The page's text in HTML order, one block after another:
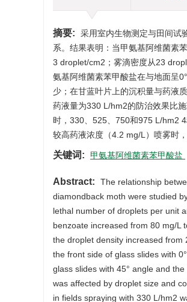
摘要:
采用室内生物测定与田间试
系。结果表明：当甲氨基阿维菌素
3 droplet/cm2；雾滴密度从23
氨基阿维菌素苯甲酸盐在与地面呈
少；在甘蓝叶片上的沉积量与药液
药液量为330 L/hm2的防治效果比
时，330、525、750和975 L/hm2
较高药液浓度（4.2 mg/L）喷雾时
关键词: 甲氨基阿维菌素苯甲酸盐
Abstract:
The relationship
diamondback moth were studied
lethal number of droplets per unit
benzoate increased from 80 mg/L
the droplet density increased
the front side of glass slides with
glass slides with 45° angle and
was affected by droplet size and
in fields spraying with 330 L/hm2